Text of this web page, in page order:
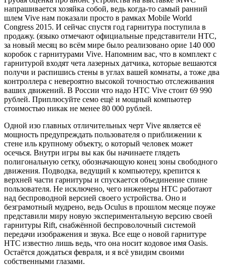
напрашивается хозяйка собой, ведь когда-то самый ранний
шлем Vive нам показали просто в рамках Mobile World
Congress 2015. И сейчас спустя год гарнитура поступила в
продажу. (языко отмечают официальные представители HTC,
за новый месяц во всём мире было реализовано орие 140 000
коробок с гарнитурами Vive. Напомним вас, что в комплект с
гарнитурой входят чета лазерных датчика, которые вешаются
получи и распишись стены в углах вашей комнаты, а тоже два
контроллера с невероятно высокой точностью отслеживания
ваших движений. В России что надо HTC Vive стоит 69 990
рублей. Приплюсуйте семо ещё и мощный компьютер
стоимостью никак не менее 80 000 рублей.
Одной изо главных отличительных черт Vive является её
мощность предупреждать пользователя о приближении к
стене иль крупному объекту, о который человек может
осечься. Внутри игры вы как бы начинаете глядеть
полигональную сетку, обозначающую конец зоны свободного
движения. Подводка, ведущий к компьютеру, крепится к
верхней части гарнитуры и спускается объединение спине
пользователя. Не исключено, чего инженеры HTC работают
над беспроводной версией своего устройства. Оно и
безграмотный мудрено, ведь Oculus в прошлом месяце поуже
представили миру новую экспериментальную версию своей
гарнитуры Rift, снабжённой беспроволочный системой
передачи изображения и звука. Все еще о новой гарнитуре
HTC известно лишь ведь, что она носит кодовое имя Oasis.
Остаётся дождаться февраля, и я всё увидим своими
собственными глазами.